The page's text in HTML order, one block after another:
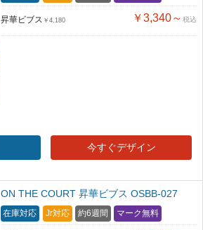
昇華ビブス ￥4,180 ￥3,340～ 税込
今すぐデザイン
ON THE COURT 昇華ビブス OSBB-027
在庫対応 Jr対応 約6週間 マーク無料